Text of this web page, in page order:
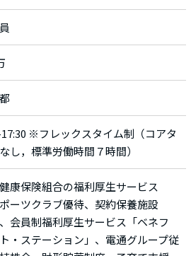
※フレックスタイム制（コアタ
し，標準労働時間７時間）
康保険組合の福利厚生サービス
ポーツクラブ優待、契約保養施設
会員制福利厚生サービス「ベネフ
・ステーション」、電通グループ従